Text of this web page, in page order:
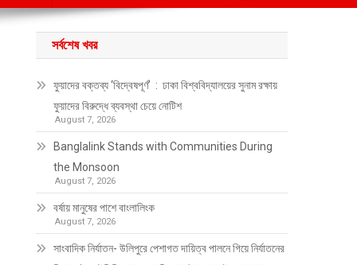
সর্বশেষ খবর
ফুয়াদের বক্তব্য ‘বিদ্বেষপূর্ণ’ : ঢাকা বিশ্ববিদ্যালয়ের সুনাম রক্ষায়
ফুয়াদের বিরুদ্ধে ব্যবস্থা চেয়ে নোটিশ
August 7, 2026
Banglalink Stands with Communities During
the Monsoon
August 7, 2026
বর্ষায় মানুষের পাশে বাংলালিংক
August 7, 2026
সাংবাদিক নির্যাতন- উলিপুরে পেশাগত দায়িত্ব পালনে গিয়ে নির্যাতনের